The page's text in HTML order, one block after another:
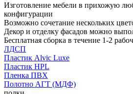
Изготовление мебели в прихожую
конфигурации
Возможно сочетание нескольких
Декор и отделку фасадов можно
Бесплатная сборка в течение 1-2
ЛДСП
Пластик Alvic Luxe
Пластик HPL
Пленка ПВХ
Полотно АГТ (МДФ)